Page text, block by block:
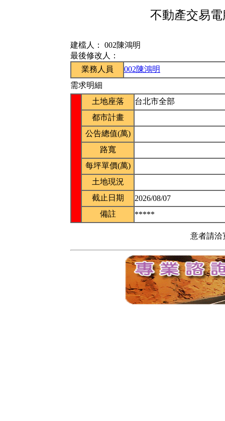
不動產交易
建檔人： 002陳鴻明
最後修改人：
業務人員
002陳鴻明
需求明細
土地座落
台北市全部
都市計畫
公告總值(萬)
路寬
每坪單價(萬)
土地現況
截止日期
2026/08/07
備註
*****
意者請洽